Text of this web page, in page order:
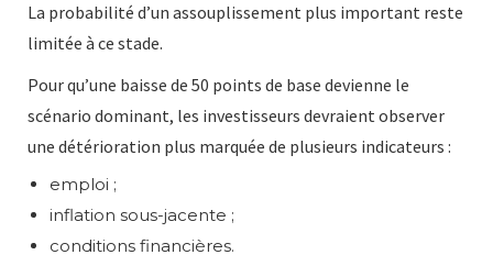
La probabilité d’un assouplissement plus important reste
limitée à ce stade.
Pour qu’une baisse de 50 points de base devienne le
scénario dominant, les investisseurs devraient observer
une détérioration plus marquée de plusieurs indicateurs :
emploi ;
inflation sous-jacente ;
conditions financières.